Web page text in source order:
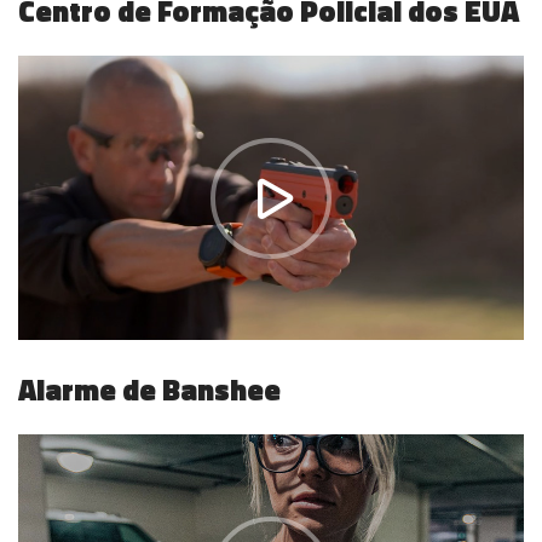
Centro de Formação Policial dos EUA
Alarme de Banshee